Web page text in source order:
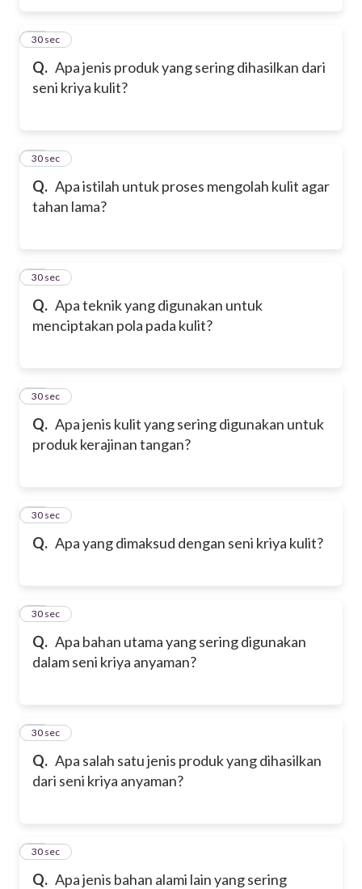
Q. Apa jenis produk yang sering dihasilkan dari
seni kriya kulit?
15
30 sec
Q. Apa istilah untuk proses mengolah kulit agar
tahan lama?
16
30 sec
Q. Apa teknik yang digunakan untuk
menciptakan pola pada kulit?
17
30 sec
Q. Apa jenis kulit yang sering digunakan untuk
produk kerajinan tangan?
18
30 sec
Q. Apa yang dimaksud dengan seni kriya kulit?
19
30 sec
Q. Apa bahan utama yang sering digunakan
dalam seni kriya anyaman?
20
30 sec
Q. Apa salah satu jenis produk yang dihasilkan
dari seni kriya anyaman?
21
30 sec
Q. Apa jenis bahan alami lain yang sering
22
30 sec